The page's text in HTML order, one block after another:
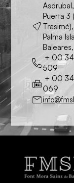
Puerta 3
Palma
+ 00 34
509
+ 00
069